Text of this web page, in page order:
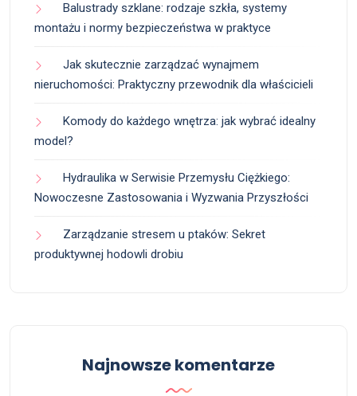
Balustrady szklane: rodzaje szkła, systemy
montażu i normy bezpieczeństwa w praktyce
Jak skutecznie zarządzać wynajmem
nieruchomości: Praktyczny przewodnik dla właścicieli
Komody do każdego wnętrza: jak wybrać idealny
model?
Hydraulika w Serwisie Przemysłu Ciężkiego:
Nowoczesne Zastosowania i Wyzwania Przyszłości
Zarządzanie stresem u ptaków: Sekret
produktywnej hodowli drobiu
Najnowsze komentarze